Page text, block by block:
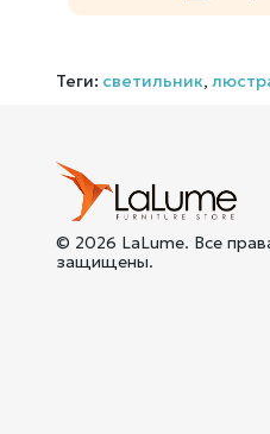
Теги: светильник,
© 2026 LaLume. Все
защищены.